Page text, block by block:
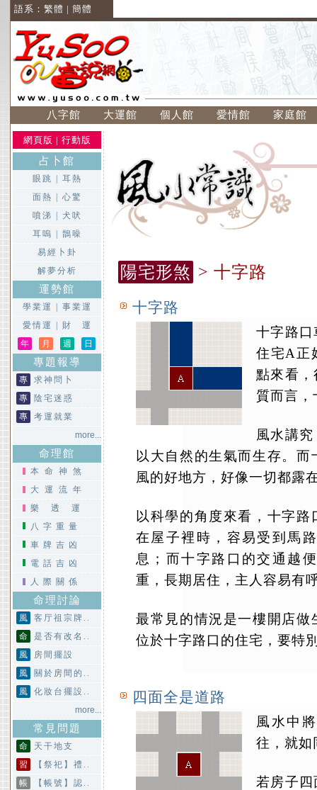
語系： 繁體 | 簡體
八字館 大運館 個人館 愛情館 家庭館
網頁版 | 行動版
占卜館
眼跳
耳熱
面熱
心驚
噴涕
犬吠
耳嗚
鵲噪
易經卜卦
解夢分析
運勢館
學業運
事業運
愛情運
財 運
年
月 週 日
專題報導
專
求神問卜
專
陰宅迷惑
專
考運就業
more...
命理館
本命神煞
大運流年
樂透運
八字重量
車牌吉凶
電話吉凶
人際關係
命理討論
風
客厅祖宗牌..
命
是否有改名..
風
房間擺設
風
關於房間的..
風
化妝台擺設..
more...
常見問題
命
天干地支
習
【祭祀】禮..
帳
【帳號】認..
陽宅形煞 > 十字路
十字路
十字路
住宅A正
點來看
質而言，
風水講
以大自然的生氣而生存。
風的好地方，好像一切都露
以科學的角度來看，十字
在屋子裡時，容易受到馬
息；而十字路口的交通越
重，長期居住，主人容易有
最常見的情況是一樓開店
位於十字路口的住宅，要特
四面全是道路
風水中
往，就如
若房子